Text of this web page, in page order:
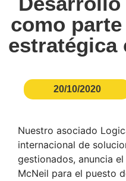
como
estratégica
20/10/2020
Nuestro asociado
internacional de
gestionados, anuncia
McNeil para el puesto